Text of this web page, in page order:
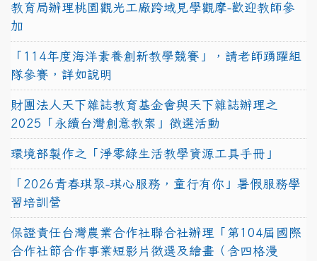
教育局辦理桃園觀光工廠跨域見學觀摩-歡迎教師參
加
「114年度海洋素養創新教學競賽」，請老師踴躍組
隊參賽，詳如說明
財團法人天下雜誌教育基金會與天下雜誌辦理之
2025「永續台灣創意教案」徵選活動
環境部製作之「淨零綠生活教學資源工具手冊」
「2026青春琪聚-琪心服務，童行有你」暑假服務學
習培訓營
保證責任台灣農業合作社聯合社辦理「第104屆國際
合作社節合作事業短影片徵選及繪畫（含四格漫